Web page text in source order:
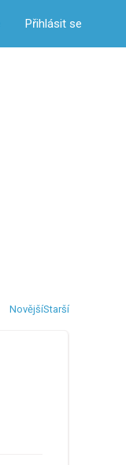
Přihlásit se
NovějšíStarší